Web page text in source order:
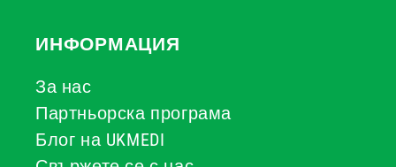
ИНФОРМАЦИЯ
За нас
Партньорска програма
Блог на UKMEDI